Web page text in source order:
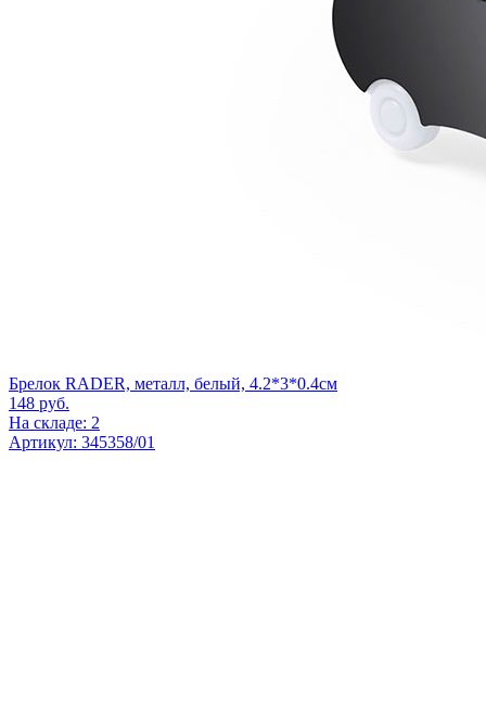
Брелок RADER, металл, белый, 4.2*3*0.4см
148 руб.
На складе: 2
Артикул: 345358/01